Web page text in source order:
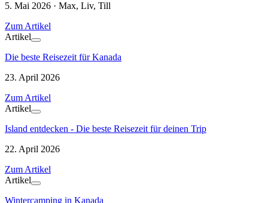
5. Mai 2026 · Max, Liv, Till
Zum Artikel
Artikel
Die beste Reisezeit für Kanada
23. April 2026
Zum Artikel
Artikel
Island entdecken - Die beste Reisezeit für deinen Trip
22. April 2026
Zum Artikel
Artikel
Wintercamping in Kanada